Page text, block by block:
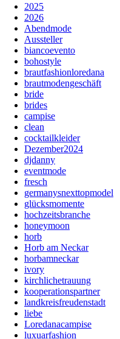
2025
2026
Abendmode
Aussteller
biancoevento
bohostyle
brautfashionloredana
brautmodengeschäft
bride
brides
campise
clean
cocktailkleider
Dezember2024
djdanny
eventmode
fresch
germanysnexttopmodel
glücksmomente
hochzeitsbranche
honeymoon
horb
Horb am Neckar
horbamneckar
ivory
kirchlichetrauung
kooperationspartner
landkreisfreudenstadt
liebe
Loredanacampise
luxuarfashion